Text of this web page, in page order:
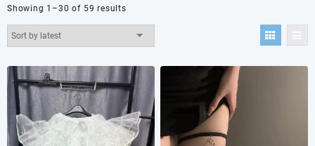
Showing 1–30 of 59 results